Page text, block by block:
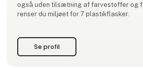
også uden tilsætning af farvestoffer og
renser du miljøet for 7 plastikflasker.
Se profil